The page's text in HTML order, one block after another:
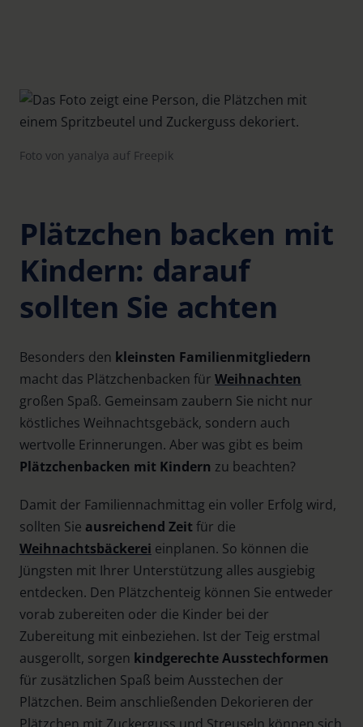
Foto von yanalya auf Freepik
Plätzchen backen mit
Kindern: darauf
sollten Sie achten
Besonders den kleinsten Familienmitgliedern
macht das Plätzchenbacken für Weihnachten
großen Spaß. Gemeinsam zaubern Sie nicht nur
köstliches Weihnachtsgebäck, sondern auch
wertvolle Erinnerungen. Aber was gibt es beim
Plätzchenbacken mit Kindern zu beachten?
Damit der Familiennachmittag ein voller Erfolg wird,
sollten Sie ausreichend Zeitfür die
Weihnachtsbäckerei einplanen. So können die
Jüngsten mit Ihrer Unterstützung alles ausgiebig
entdecken. Den Plätzchenteig können Sie entweder
vorab zubereiten oder die Kinder bei der
Zubereitung mit einbeziehen. Ist der Teig erstmal
ausgerollt, sorgen kindgerechte Ausstechformen
für zusätzlichen Spaß beim Ausstechen der
Plätzchen. Beim anschließenden Dekorieren der
Plätzchen mit Zuckerguss und Streuseln können sich